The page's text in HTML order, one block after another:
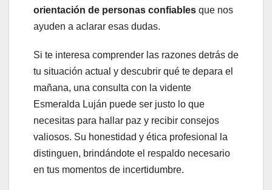
orientación de personas confiables que nos
ayuden a aclarar esas dudas.
Si te interesa comprender las razones detrás de
tu situación actual y descubrir qué te depara el
mañana, una consulta con la vidente
Esmeralda Luján puede ser justo lo que
necesitas para hallar paz y recibir consejos
valiosos. Su honestidad y ética profesional la
distinguen, brindándote el respaldo necesario
en tus momentos de incertidumbre.